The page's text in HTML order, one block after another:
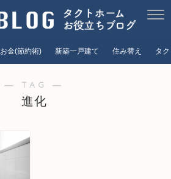
お金(節約術) 新築一戸建て 住み替え タ
― TAG ―
進化